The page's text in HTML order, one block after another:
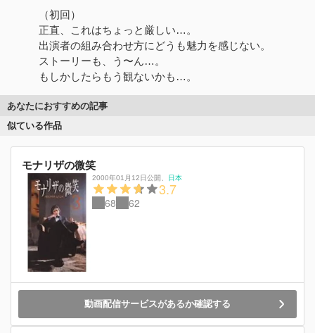
（初回）
正直、これはちょっと厳しい…。
出演者の組み合わせ方にどうも魅力を感じない。
ストーリーも、う〜ん…。
もしかしたらもう観ないかも…。
あなたにおすすめの記事
似ている作品
モナリザの微笑
2000年01月12日公開 日本
3.7
68 62
動画配信サービスがあるか確認する